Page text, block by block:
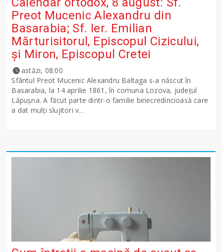
Preot Mucenic Alexandru din
Basarabia; Sf. Ier. Emilian
Mărturisitorul, Episcopul Cizicului,
şi Miron, Episcopul Cretei
astăzi, 08:00
Sfântul Preot Mucenic Alexandru Baltaga s-a născut în
Basarabia, la 14 aprilie 1861, în comuna Lozova, județul
Lăpușna. A făcut parte dintr-o familie binecredincioasă care
a dat mulți slujitori v...